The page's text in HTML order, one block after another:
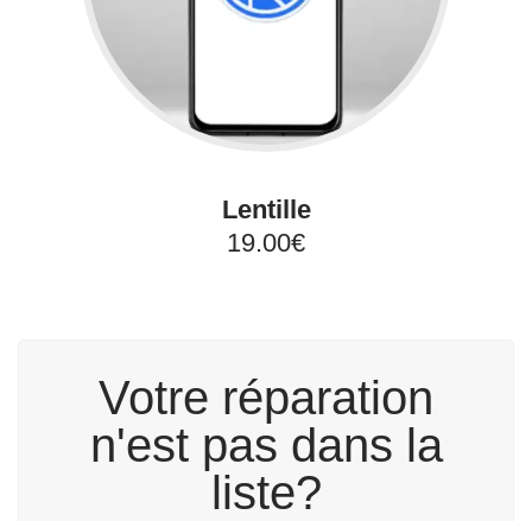
Lentille
19.00€
Votre réparation
n'est pas dans la
liste?